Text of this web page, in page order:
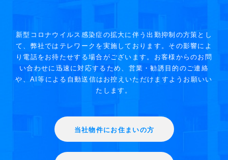
新型コロナウイルス感染症の拡大に伴う出勤抑制の方策とし
て、弊社ではテレワークを実施しております。その影響によ
り電話をお待たせする場合がございます。お客様からのお問
い合わせに迅速に対応するため、営業・勧誘目的のご連絡
や、AI等による自動送信はお控えいただけますようお願いい
たします。
当社物件にお住まいの方